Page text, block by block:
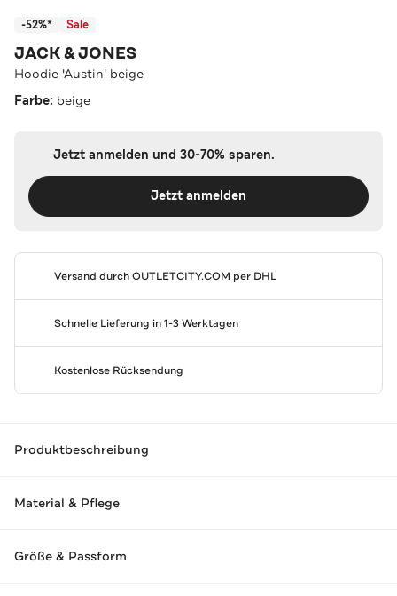
-52%* Sale
JACK & JONES
Hoodie 'Austin' beige
Farbe: beige
Jetzt anmelden und 30-70% sparen.
Jetzt anmelden
Versand durchOUTLETCITY.COM per DHL
Schnelle Lieferung in 1-3 Werktagen
Kostenlose Rücksendung
Produktbeschreibung
Material & Pflege
Größe & Passform